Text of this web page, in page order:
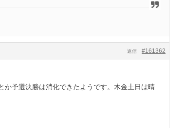
#161362
返信
予選決勝は消化できたようです。木金土日は晴